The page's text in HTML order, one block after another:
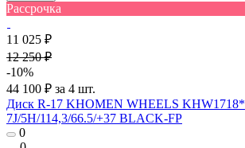
Рассрочка
11 025 ₽
12 250 ₽
-10%
44 100 ₽ за 4 шт.
Диск R-17 KHOMEN WHEELS KHW1718*
7J/5H/114,3/66.5/+37 BLACK-FP
0